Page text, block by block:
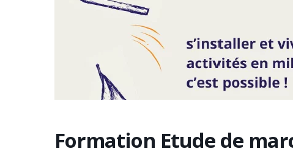
Formation Etude de